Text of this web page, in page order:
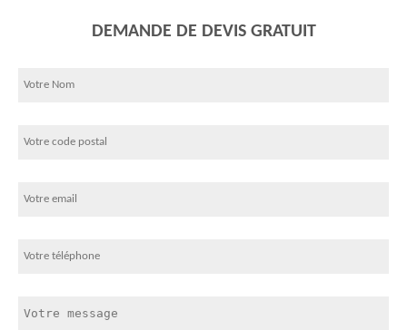
DEMANDE DE DEVIS GRATUIT